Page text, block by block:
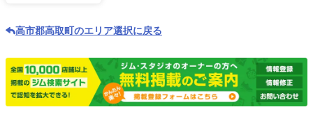
高市郡高取町のエリア選択に戻る